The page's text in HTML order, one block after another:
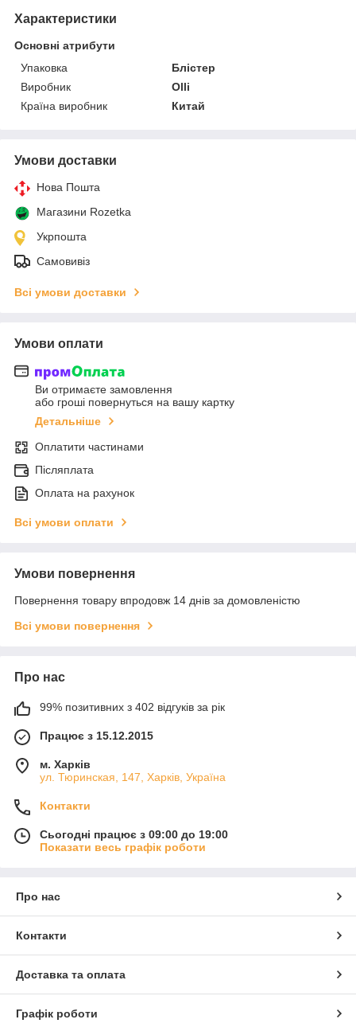
Характеристики
Основні атрибути
Упаковка
Блістер
Виробник
Olli
Країна виробник
Китай
Умови доставки
Нова Пошта
Магазини Rozetka
Укрпошта
Самовивіз
Всі умови доставки
Умови оплати
Ви отримаєте замовлення
або гроші повернуться на вашу картку
Детальніше
Оплатити частинами
Післяплата
Оплата на рахунок
Всі умови оплати
Умови повернення
Повернення товару впродовж 14 днів за домовленістю
Всі умови повернення
Про нас
99% позитивних з 402 відгуків за рік
Працює з 15.12.2015
м. Харків
ул. Тюринская, 147, Харків, Україна
Контакти
Сьогодні працює з 09:00 до 19:00
Показати весь графік роботи
Про нас
Контакти
Доставка та оплата
Графік роботи